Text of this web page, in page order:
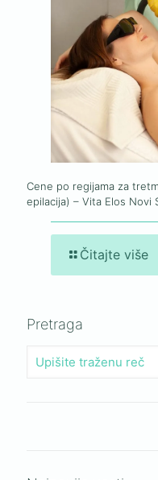
Cene po regijama za
epilacija) – Vita Elos Novi
Čitajte više
Pretraga